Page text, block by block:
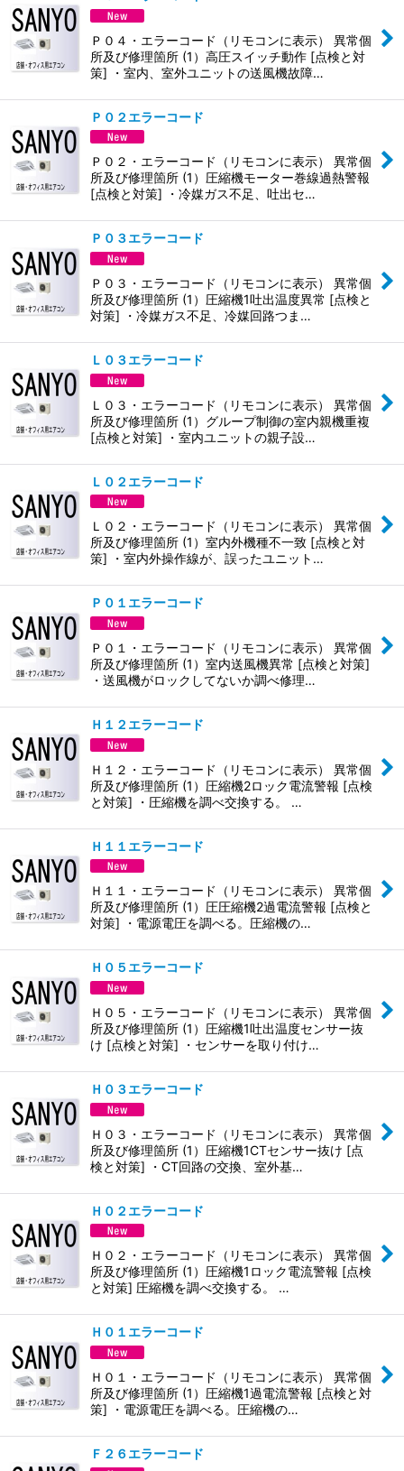
Ｐ０４・エラーコード（リモコンに表示） 異常個
所及び修理箇所 (1）高圧スイッチ動作 [点検と対
策] ・室内、室外ユニットの送風機故障…
Ｐ０２エラーコード
Ｐ０２・エラーコード（リモコンに表示） 異常個
所及び修理箇所 (1）圧縮機モーター巻線過熱警報
[点検と対策] ・冷媒ガス不足、吐出セ…
Ｐ０３エラーコード
Ｐ０３・エラーコード（リモコンに表示） 異常個
所及び修理箇所 (1）圧縮機1吐出温度異常 [点検と
対策] ・冷媒ガス不足、冷媒回路つま…
Ｌ０３エラーコード
Ｌ０３・エラーコード（リモコンに表示） 異常個
所及び修理箇所 (1）グループ制御の室内親機重複
[点検と対策] ・室内ユニットの親子設…
Ｌ０２エラーコード
Ｌ０２・エラーコード（リモコンに表示） 異常個
所及び修理箇所 (1）室内外機種不一致 [点検と対
策] ・室内外操作線が、誤ったユニット…
Ｐ０１エラーコード
Ｐ０１・エラーコード（リモコンに表示） 異常個
所及び修理箇所 (1）室内送風機異常 [点検と対策]
・送風機がロックしてないか調べ修理…
Ｈ１２エラーコード
Ｈ１２・エラーコード（リモコンに表示） 異常個
所及び修理箇所 (1）圧縮機2ロック電流警報 [点検
と対策] ・圧縮機を調べ交換する。 …
Ｈ１１エラーコード
Ｈ１１・エラーコード（リモコンに表示） 異常個
所及び修理箇所 (1）圧圧縮機2過電流警報 [点検と
対策] ・電源電圧を調べる。圧縮機の…
Ｈ０５エラーコード
Ｈ０５・エラーコード（リモコンに表示） 異常個
所及び修理箇所 (1）圧縮機1吐出温度センサー抜
け [点検と対策] ・センサーを取り付け…
Ｈ０３エラーコード
Ｈ０３・エラーコード（リモコンに表示） 異常個
所及び修理箇所 (1）圧縮機1CTセンサー抜け [点
検と対策] ・CT回路の交換、室外基…
Ｈ０２エラーコード
Ｈ０２・エラーコード（リモコンに表示） 異常個
所及び修理箇所 (1）圧縮機1ロック電流警報 [点検
と対策] 圧縮機を調べ交換する。 …
Ｈ０１エラーコード
Ｈ０１・エラーコード（リモコンに表示） 異常個
所及び修理箇所 (1）圧縮機1過電流警報 [点検と対
策] ・電源電圧を調べる。圧縮機の…
Ｆ２６エラーコード